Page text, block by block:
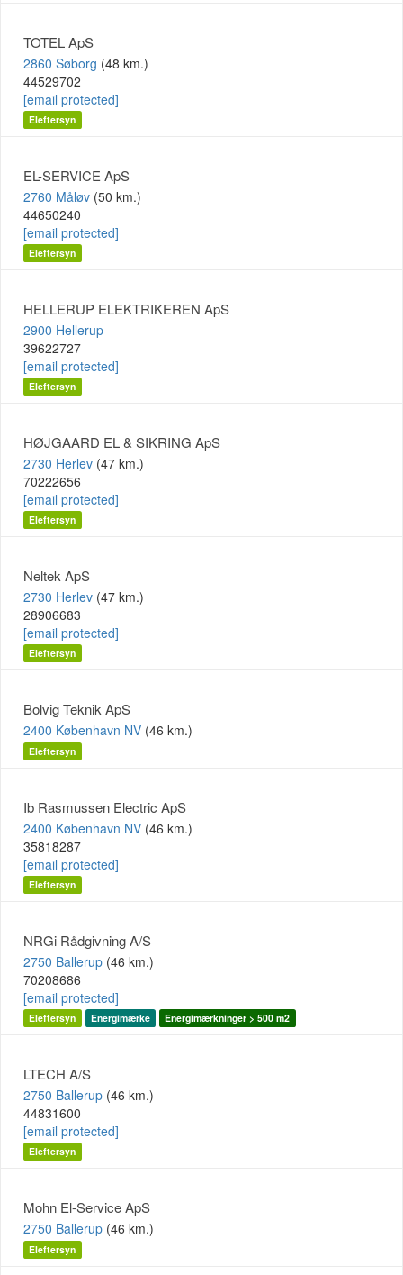
TOTEL ApS
2860 Søborg (48 km.)
44529702
[email protected]
Eleftersyn
EL-SERVICE ApS
2760 Måløv (50 km.)
44650240
[email protected]
Eleftersyn
HELLERUP ELEKTRIKEREN ApS
2900 Hellerup
39622727
[email protected]
Eleftersyn
HØJGAARD EL & SIKRING ApS
2730 Herlev (47 km.)
70222656
[email protected]
Eleftersyn
Neltek ApS
2730 Herlev (47 km.)
28906683
[email protected]
Eleftersyn
Bolvig Teknik ApS
2400 København NV (46 km.)
Eleftersyn
Ib Rasmussen Electric ApS
2400 København NV (46 km.)
35818287
[email protected]
Eleftersyn
NRGi Rådgivning A/S
2750 Ballerup (46 km.)
70208686
[email protected]
Eleftersyn Energimærke Energimærkninger > 500 m2
LTECH A/S
2750 Ballerup (46 km.)
44831600
[email protected]
Eleftersyn
Mohn El-Service ApS
2750 Ballerup (46 km.)
Eleftersyn